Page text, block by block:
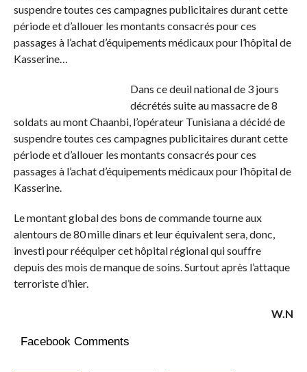
suspendre toutes ces campagnes publicitaires durant cette
période et d’allouer les montants consacrés pour ces
passages à l’achat d’équipements médicaux pour l’hôpital de
Kasserine…
Dans ce deuil national de 3 jours
décrétés suite au massacre de 8
soldats au mont Chaanbi, l’opérateur Tunisiana a décidé de
suspendre toutes ces campagnes publicitaires durant cette
période et d’allouer les montants consacrés pour ces
passages à l’achat d’équipements médicaux pour l’hôpital de
Kasserine.
Le montant global des bons de commande tourne aux
alentours de 80 mille dinars et leur équivalent sera, donc,
investi pour rééquiper cet hôpital régional qui souffre
depuis des mois de manque de soins. Surtout après l’attaque
terroriste d’hier.
W.N
Facebook Comments